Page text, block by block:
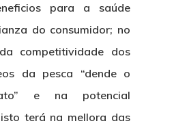
para a saúde
do consumidor; no
competitividade dos
da pesca “dende o
e na potencial
terá na mellora das